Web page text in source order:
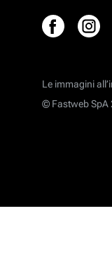
Le immagini
© Fastweb SpA